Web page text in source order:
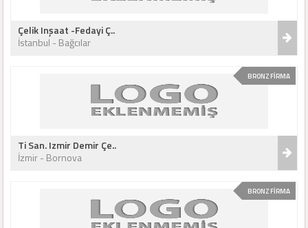
Çelik Inşaat -Fedayi Ç..
İstanbul - Bağcılar
BRONZ FİRMA
Ti San. Izmir Demir Çe..
İzmir - Bornova
BRONZ FİRMA